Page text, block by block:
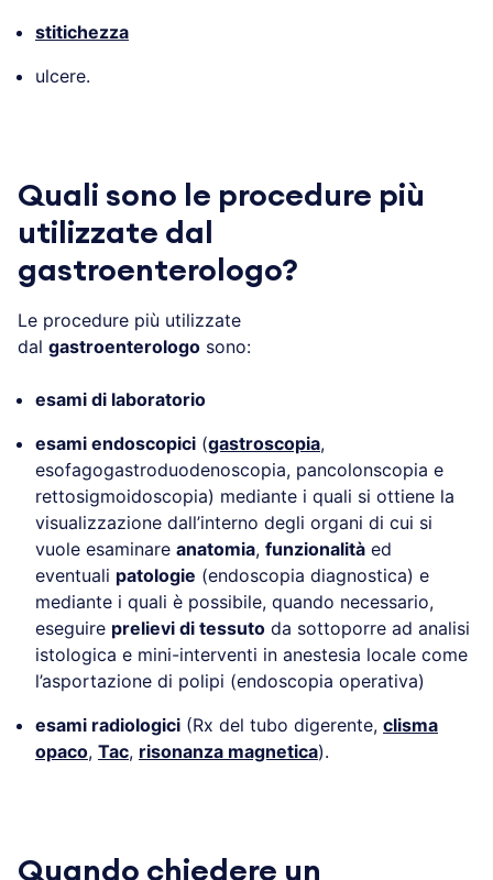
stitichezza
ulcere.
Quali sono le procedure più
utilizzate dal
gastroenterologo?
Le procedure più utilizzate
dal gastroenterologo sono:
esami di laboratorio
esami endoscopici (gastroscopia,
esofagogastroduodenoscopia, pancolonscopia e
rettosigmoidoscopia) mediante i quali si ottiene la
visualizzazione dall’interno degli organi di cui si
vuole esaminare anatomia, funzionalità ed
eventuali patologie (endoscopia diagnostica) e
mediante i quali è possibile, quando necessario,
eseguire prelievi di tessuto da sottoporre ad analisi
istologica e mini-interventi in anestesia locale come
l’asportazione di polipi (endoscopia operativa)
esami radiologici (Rx del tubo digerente, clisma
opaco, Tac, risonanza magnetica).
Quando chiedere un